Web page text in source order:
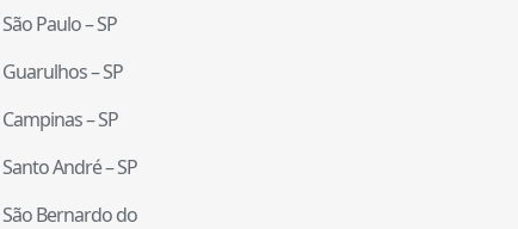
São Paulo–SP
Guarulhos–SP
Campinas–SP
Santo André–SP
São Bernardo do